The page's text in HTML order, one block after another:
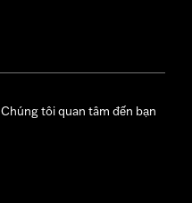
Chúng tôi quan tâm đến bạn